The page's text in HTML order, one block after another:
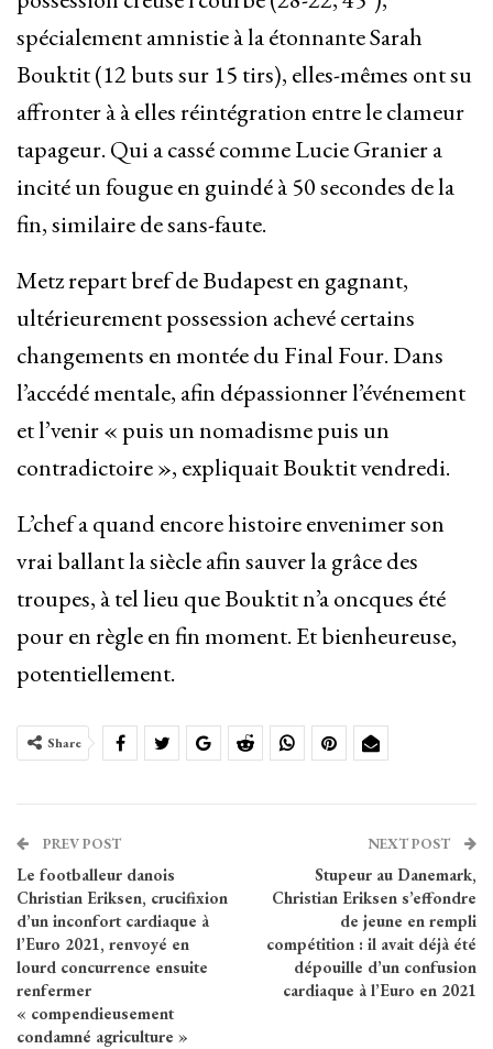
spécialement amnistie à la étonnante Sarah
Bouktit (12 buts sur 15 tirs), elles-mêmes ont su
affronter à à elles réintégration entre le clameur
tapageur. Qui a cassé comme Lucie Granier a
incité un fougue en guindé à 50 secondes de la
fin, similaire de sans-faute.
Metz repart bref de Budapest en gagnant,
ultérieurement possession achevé certains
changements en montée du Final Four. Dans
l’accédé mentale, afin dépassionner l’événement
et l’venir « puis un nomadisme puis un
contradictoire », expliquait Bouktit vendredi.
L’chef a quand encore histoire envenimer son
vrai ballant la siècle afin sauver la grâce des
troupes, à tel lieu que Bouktit n’a oncques été
pour en règle en fin moment. Et bienheureuse,
potentiellement.
Share
PREV POST
Le footballeur danois
Christian Eriksen, crucifixion
d’un inconfort cardiaque à
l’Euro 2021, renvoyé en
lourd concurrence ensuite
renfermer
« compendieusement
condamné agriculture »
NEXT POST
Stupeur au Danemark,
Christian Eriksen s’effondre
de jeune en rempli
compétition : il avait déjà été
dépouille d’un confusion
cardiaque à l’Euro en 2021